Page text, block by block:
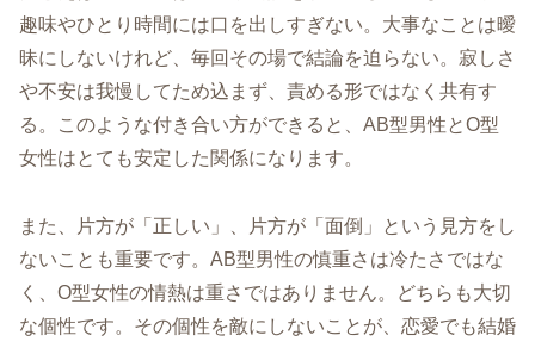
趣味やひとり時間には口を出しすぎない。大事なことは曖
昧にしないけれど、毎回その場で結論を迫らない。寂しさ
や不安は我慢してため込まず、責める形ではなく共有す
る。このような付き合い方ができると、AB型男性とO型
女性はとても安定した関係になります。
また、片方が「正しい」、片方が「面倒」という見方をし
ないことも重要です。AB型男性の慎重さは冷たさではな
く、O型女性の情熱は重さではありません。どちらも大切
な個性です。その個性を敵にしないことが、恋愛でも結婚